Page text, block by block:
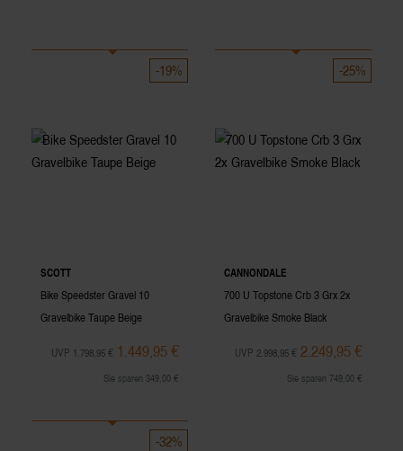
-19%
SCOTT
Bike Speedster Gravel 10
Gravelbike Taupe Beige
UVP 1.798,95 € 1.449,95 €
Sie sparen 349,00 €
-25%
CANNONDALE
700 U Topstone Crb 3 Grx 2x
Gravelbike Smoke Black
UVP 2.998,95 € 2.249,95 €
Sie sparen 749,00 €
-32%